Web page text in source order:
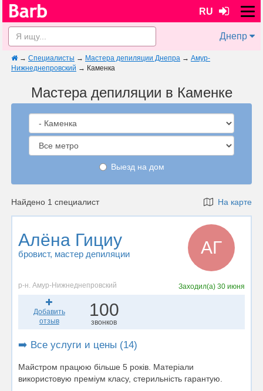
RU
Днепр
→ Специалисты → Мастера депиляции Днепра → Амур-
Нижнеднепровский → Каменка
Мастера депиляции в Каменке
Выезд на дом
Найдено 1 специалист На карте
Алёна Гициу
бровист, мастер депиляции АГ
р-н. Амур-Нижнеднепровский Заходил(а) 30 июня
Добавить
отзыв
100
звонков
➡️ Все услуги и цены (14)
Майстром працюю більше 5 років. Матеріали
використовую преміум класу, стерильність гарантую.